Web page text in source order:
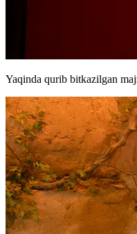
Yaqinda qurib bitkazilgan